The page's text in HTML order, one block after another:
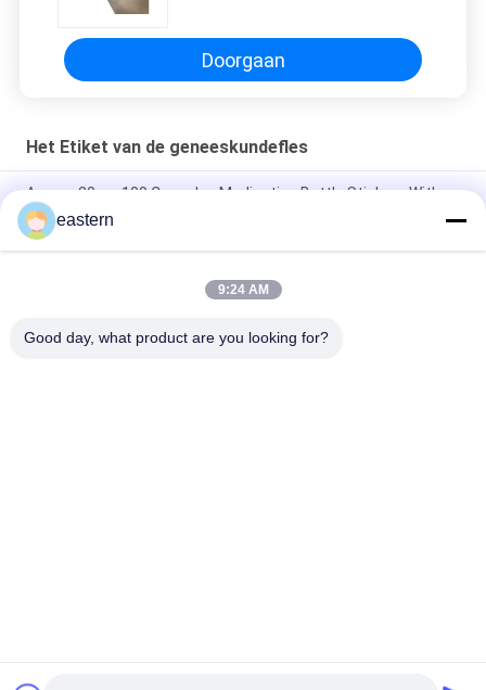
Doorgaan
Het Etiket van de geneeskundefles
Anavar 20mg 100 Capsules Medication Bottle Stickers With
Laser Effect
Dsip 5 mg zelfklevende etiketten Kleine flacons Etiketten
Tesamorlin 10 mg Waterdicht PVC-etiketten voor kleine
eastern
9:24 AM
Good day, what product are you looking for?